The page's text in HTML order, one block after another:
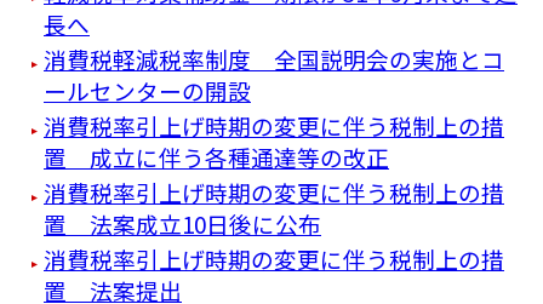
長へ
消費税軽減税率制度 全国説明会の実施とコ
ールセンターの開設
消費税率引上げ時期の変更に伴う税制上の措
置 成立に伴う各種通達等の改正
消費税率引上げ時期の変更に伴う税制上の措
置 法案成立10日後に公布
消費税率引上げ時期の変更に伴う税制上の措
置 法案提出